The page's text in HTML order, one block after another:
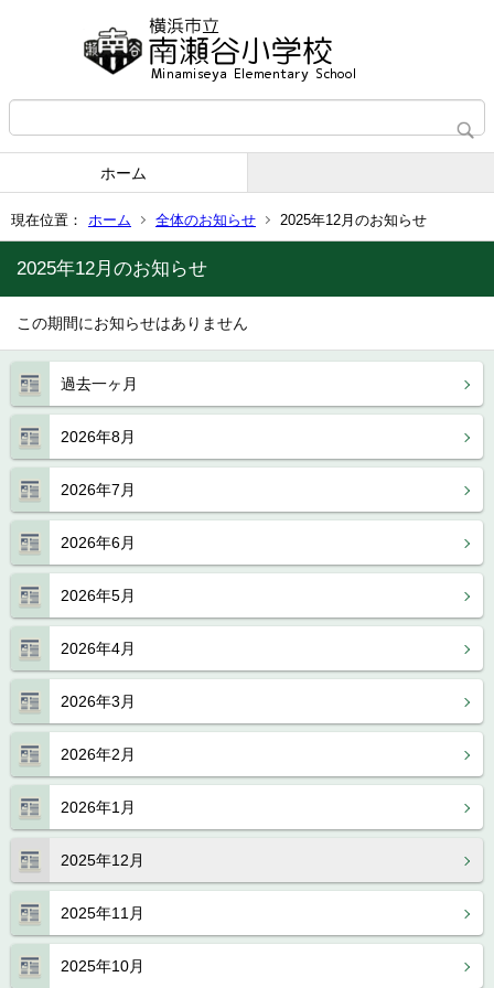
ホーム
現在位置： ホーム 全体のお知らせ 2025年12月のお知らせ
過去一ヶ月
2026年8月
2026年7月
2026年6月
2026年5月
2026年4月
2026年3月
2026年2月
2026年1月
2025年12月
2025年11月
2025年10月
2025年12月のお知らせ
この期間にお知らせはありません